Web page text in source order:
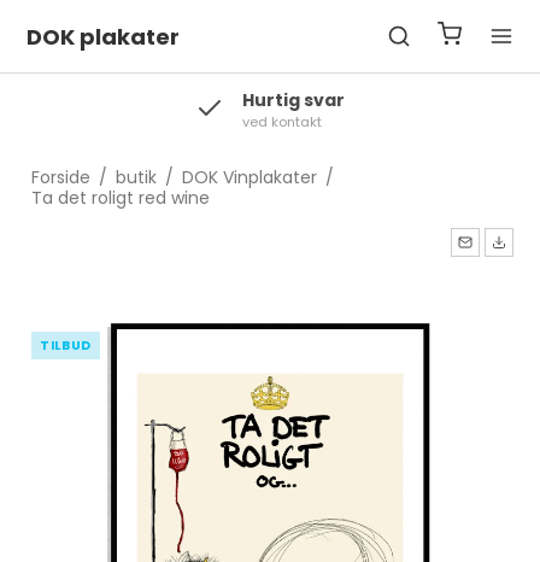
DOK plakater
Hurtig svar
ved kontakt
Forside / butik / DOK Vinplakater /
Ta det roligt red wine
TILBUD